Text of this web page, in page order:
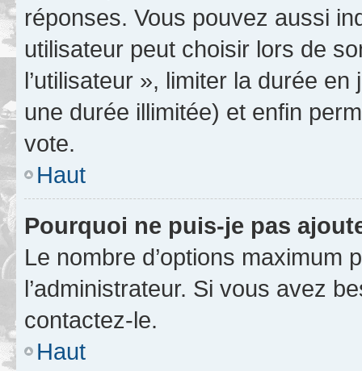
réponses. Vous pouvez aussi
utilisateur peut choisir lors de
l’utilisateur », limiter la durée
une durée illimitée) et enfin
vote.
Haut
Pourquoi ne puis-je pas
Le nombre d’options maximum
l’administrateur. Si vous avez
contactez-le.
Haut